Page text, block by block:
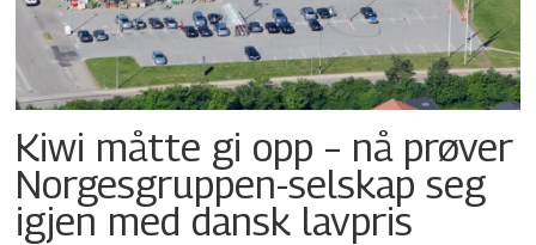
Kiwi måtte gi opp – nå prøver
Norgesgruppen-selskap seg
igjen med dansk lavpris